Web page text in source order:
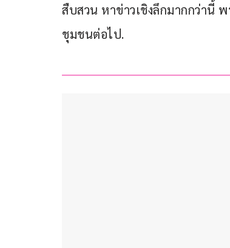
สืบสวน หาข่าวเชิงลึกมากกว่านี้
ชุมชนต่อไป.